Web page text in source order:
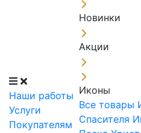
Наши работы
Услуги
Покупателям
Новинки
Акции
Иконы
Все товары
Спасителя